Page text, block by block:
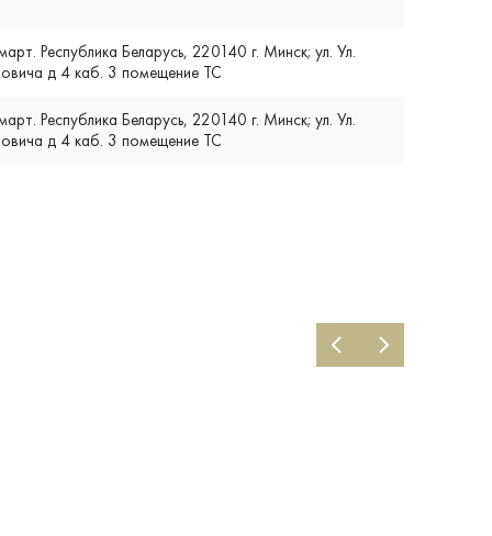
Республика Беларусь, 220140 г. Минск; ул. Ул.
д 4 каб. 3 помещение ТС
Республика Беларусь, 220140 г. Минск; ул. Ул.
д 4 каб. 3 помещение ТС